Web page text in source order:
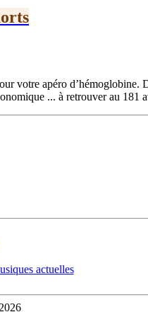
votre apéro
... à retrouver au 181